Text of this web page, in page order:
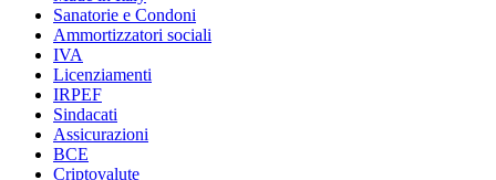
Sanatorie e Condoni
Ammortizzatori sociali
IVA
Licenziamenti
IRPEF
Sindacati
Assicurazioni
BCE
Criptovalute